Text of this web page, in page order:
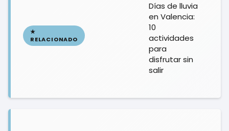
Días de lluvia
en Valencia:
10
actividades
para
disfrutar sin
salir